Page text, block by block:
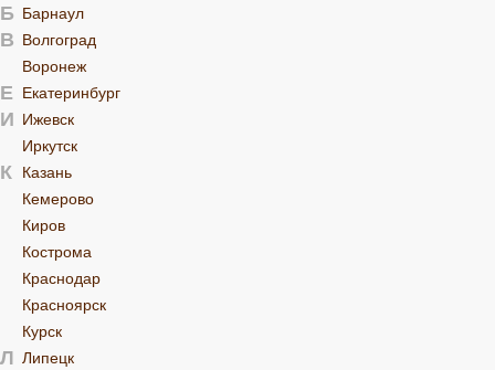
Б Барнаул
В Волгоград
Воронеж
Е Екатеринбург
И Ижевск
Иркутск
К
Казань
Кемерово
Киров
Кострома
Краснодар
Красноярск
Курск
Л Липецк